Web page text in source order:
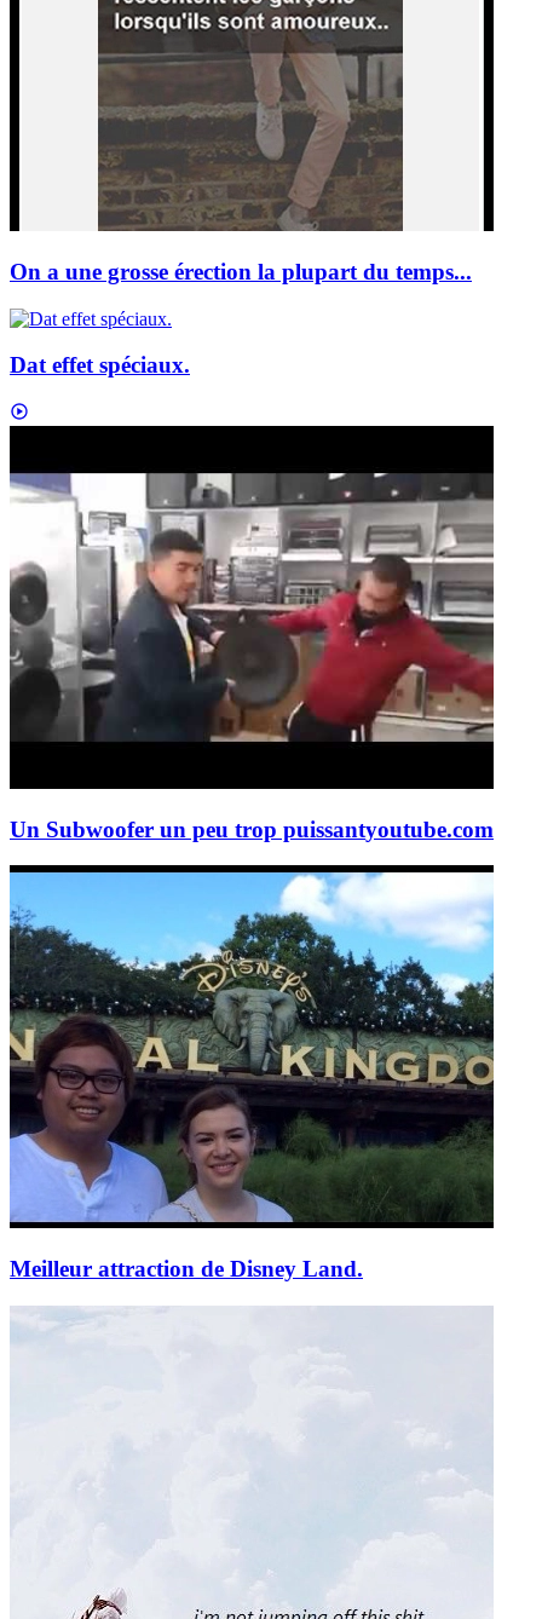
On a une grosse érection la plupart du temps...
Dat effet spéciaux.
Un Subwoofer un peu trop puissantyoutube.com
Meilleur attraction de Disney Land.